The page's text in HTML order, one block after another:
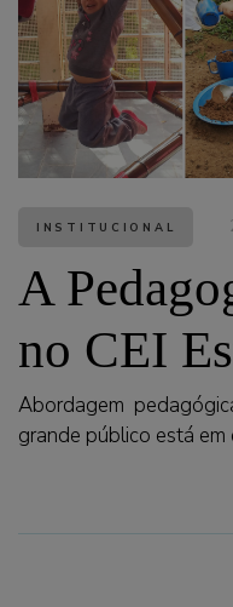
INSTITUCIONAL
A
no CEI
Abordagem
grande público está